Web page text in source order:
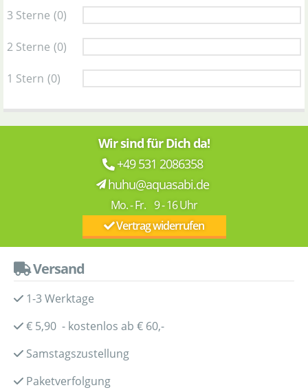
3 Sterne (0)
2 Sterne (0)
1 Stern (0)
Wir sind für Dich da!
+49 531 2086358
huhu@aquasabi.de
Mo. - Fr. 9 - 16 Uhr
Vertrag widerrufen
Versand
1-3 Werktage
€ 5,90 - kostenlos ab € 60,-
Samstagszustellung
Paketverfolgung